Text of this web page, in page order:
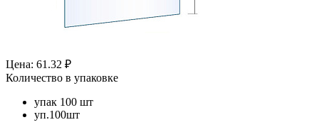
Цена: 61.32 ₽
Количество в упаковке
упак 100 шт
уп.100шт